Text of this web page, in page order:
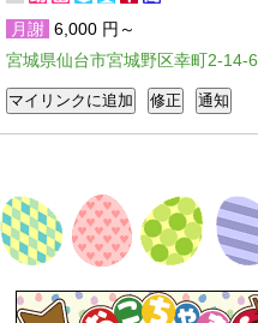
月謝 6,000 円～
宮城県仙台市宮城野区幸町2-14-6